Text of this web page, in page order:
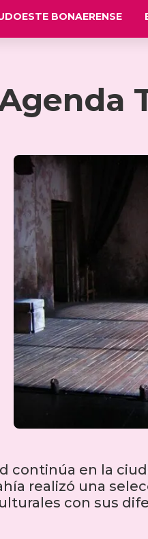
BONAERENSE
continúa en la
realizó una
con sus